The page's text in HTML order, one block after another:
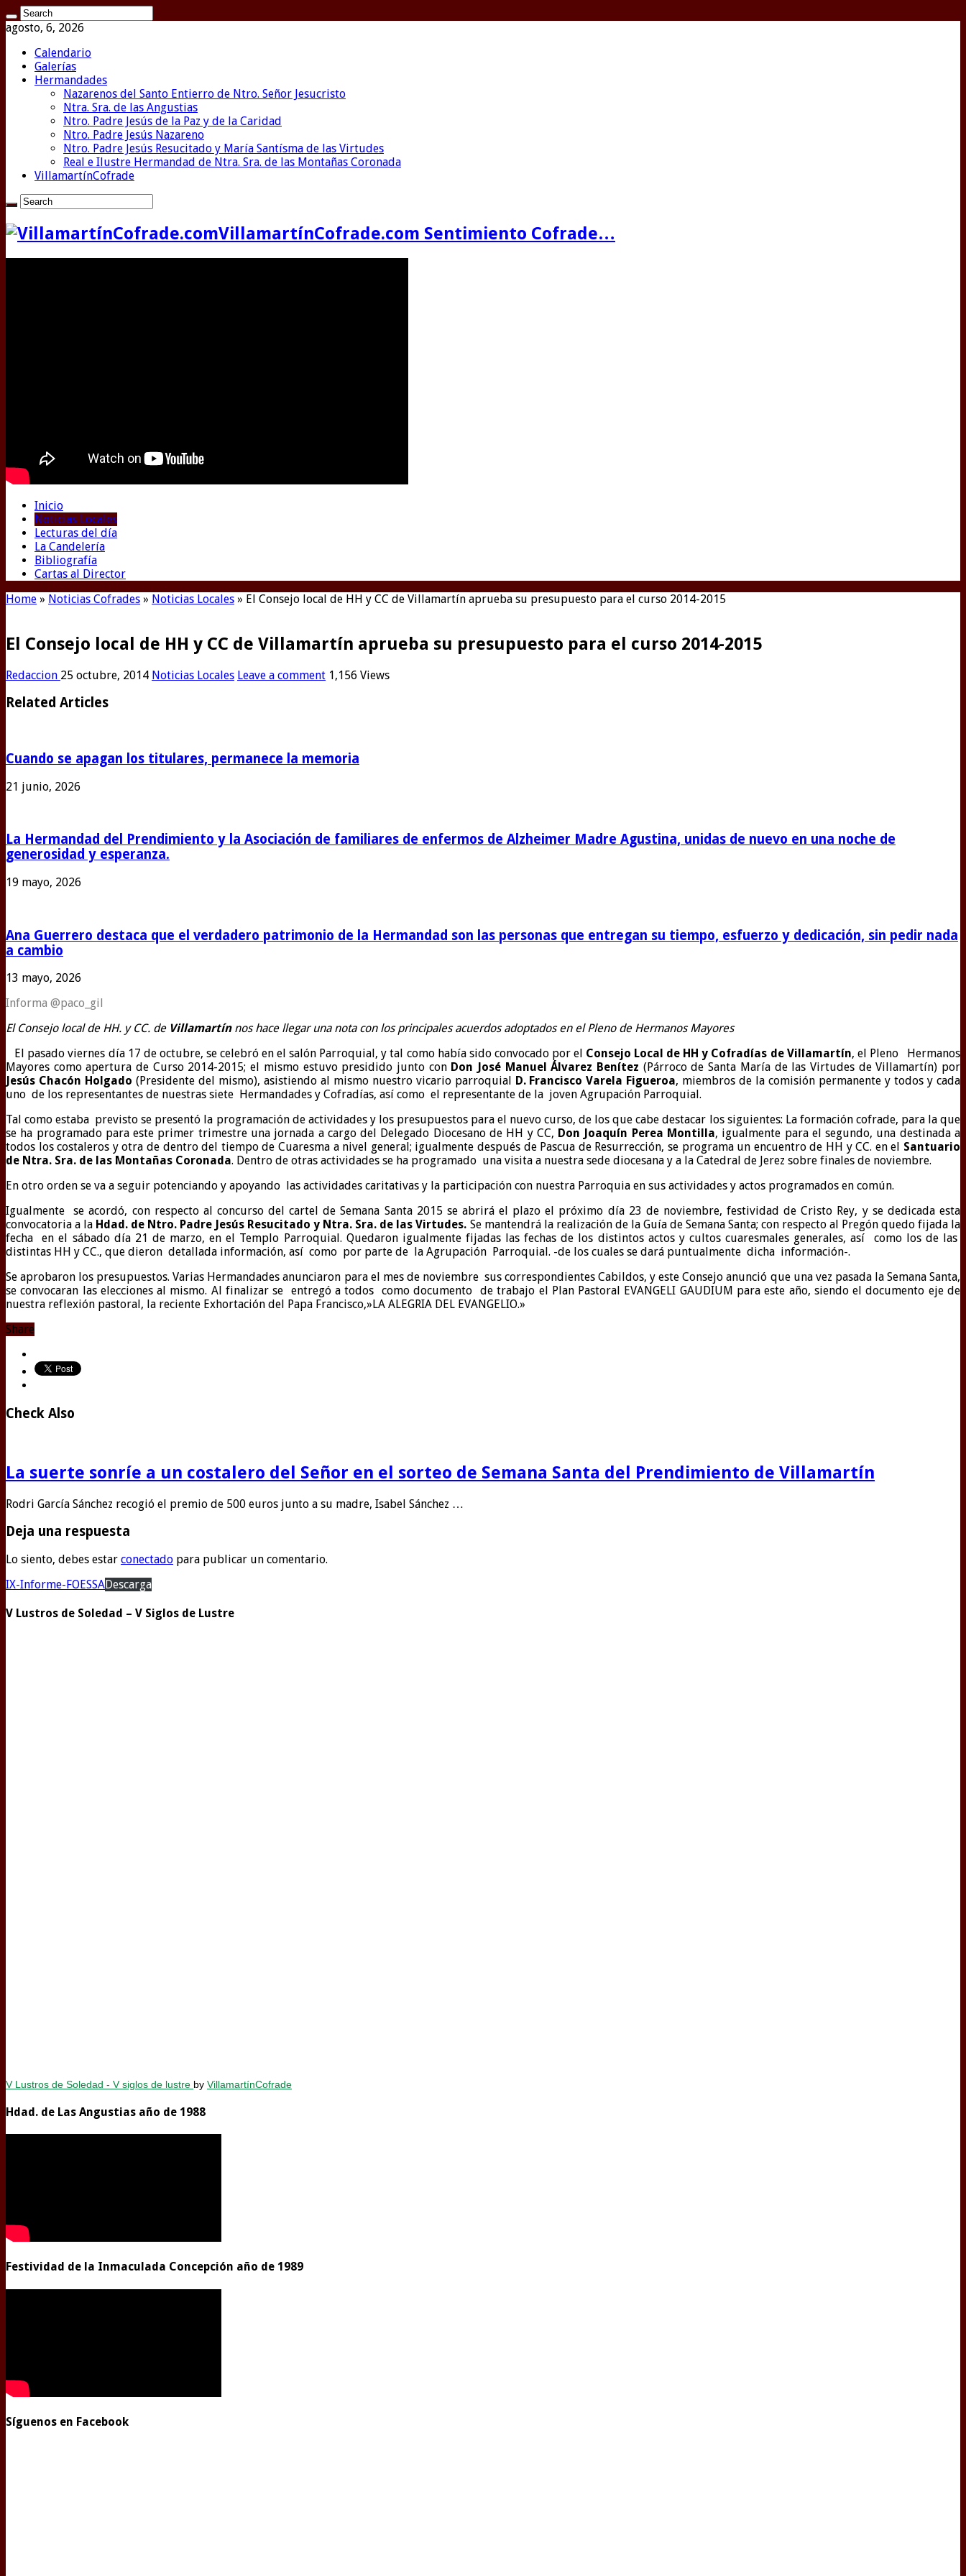
agosto, 6, 2026
Calendario
Galerías
Hermandades
Nazarenos del Santo Entierro de Ntro. Señor Jesucristo
Ntra. Sra. de las Angustias
Ntro. Padre Jesús de la Paz y de la Caridad
Ntro. Padre Jesús Nazareno
Ntro. Padre Jesús Resucitado y María Santísma de las Virtudes
Real e Ilustre Hermandad de Ntra. Sra. de las Montañas Coronada
VillamartínCofrade
VillamartínCofrade.com Sentimiento Cofrade…
Inicio
Noticias Locales
Lecturas del día
La Candelería
Bibliografía
Cartas al Director
Home » Noticias Cofrades » Noticias Locales » El Consejo local de HH y CC de Villamartín aprueba su presupuesto para el curso 2014-2015
El Consejo local de HH y CC de Villamartín aprueba su presupuesto para el curso 2014-2015
Redaccion 25 octubre, 2014 Noticias Locales Leave a comment 1,156 Views
Related Articles
Cuando se apagan los titulares, permanece la memoria
21 junio, 2026
La Hermandad del Prendimiento y la Asociación de familiares de enfermos de Alzheimer Madre Agustina, unidas de nuevo en una noche de
generosidad y esperanza.
19 mayo, 2026
Ana Guerrero destaca que el verdadero patrimonio de la Hermandad son las personas que entregan su tiempo, esfuerzo y dedicación, sin pedir nada
a cambio
13 mayo, 2026
Informa @paco_gil
El Consejo local de HH. y CC. de Villamartínnos hace llegar una nota con los principales acuerdos adoptados en el Pleno de Hermanos Mayores
El pasado viernes día 17 de octubre, se celebró en el salón Parroquial, y tal como había sido convocado por el Consejo Local de HH y Cofradías de Villamartín, el Pleno Hermanos
Mayores como apertura de Curso 2014-2015; el mismo estuvo presidido junto con Don José Manuel Álvarez Benítez (Párroco de Santa María de las Virtudes de Villamartín) por
Jesús Chacón Holgado (Presidente del mismo), asistiendo al mismo nuestro vicario parroquial D. Francisco Varela Figueroa, miembros de la comisión permanente y todos y cada
uno de los representantes de nuestras siete Hermandades y Cofradías, así como el representante de la joven Agrupación Parroquial.
Tal como estaba previsto se presentó la programación de actividades y los presupuestos para el nuevo curso, de los que cabe destacar los siguientes: La formación cofrade, para la que
se ha programado para este primer trimestre una jornada a cargo del Delegado Diocesano de HH y CC, Don Joaquín Perea Montilla, igualmente para el segundo, una destinada a
todos los costaleros y otra de dentro del tiempo de Cuaresma a nivel general; igualmente después de Pascua de Resurrección, se programa un encuentro de HH y CC. en el Santuario
de Ntra. Sra. de las Montañas Coronada. Dentro de otras actividades se ha programado una visita a nuestra sede diocesana y a la Catedral de Jerez sobre finales de noviembre.
En otro orden se va a seguir potenciando y apoyando las actividades caritativas y la participación con nuestra Parroquia en sus actividades y actos programados en común.
Igualmente se acordó, con respecto al concurso del cartel de Semana Santa 2015 se abrirá el plazo el próximo día 23 de noviembre, festividad de Cristo Rey, y se dedicada esta
convocatoria a la Hdad. de Ntro. Padre Jesús Resucitado y Ntra. Sra. de las Virtudes. Se mantendrá la realización de la Guía de Semana Santa; con respecto al Pregón quedo fijada la
fecha en el sábado día 21 de marzo, en el Templo Parroquial. Quedaron igualmente fijadas las fechas de los distintos actos y cultos cuaresmales generales, así como los de las
distintas HH y CC., que dieron detallada información, así como por parte de la Agrupación Parroquial. -de los cuales se dará puntualmente dicha información-.
Se aprobaron los presupuestos. Varias Hermandades anunciaron para el mes de noviembre sus correspondientes Cabildos, y este Consejo anunció que una vez pasada la Semana Santa,
se convocaran las elecciones al mismo. Al finalizar se entregó a todos como documento de trabajo el Plan Pastoral EVANGELI GAUDIUM para este año, siendo el documento eje de
nuestra reflexión pastoral, la reciente Exhortación del Papa Francisco,»LA ALEGRIA DEL EVANGELIO.»
Share
Check Also
La suerte sonríe a un costalero del Señor en el sorteo de Semana Santa del Prendimiento de Villamartín
Rodri García Sánchez recogió el premio de 500 euros junto a su madre, Isabel Sánchez …
Deja una respuesta
Lo siento, debes estar conectado para publicar un comentario.
IX-Informe-FOESSADescarga
V Lustros de Soledad – V Siglos de Lustre
V Lustros de Soledad - V siglos de lustre by VillamartínCofrade
Hdad. de Las Angustias año de 1988
Festividad de la Inmaculada Concepción año de 1989
Síguenos en Facebook